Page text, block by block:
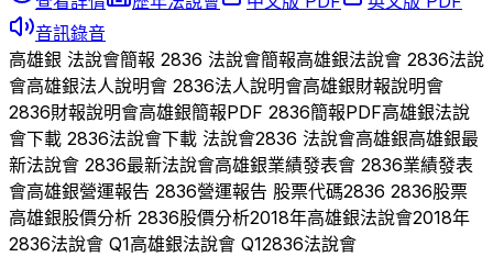
音訊錄音
高雄銀 法說會簡報 2836 法說會簡報高雄銀法說會 2836法說
會高雄銀法人說明會 2836法人說明會高雄銀財報說明會
2836財報說明會高雄銀簡報PDF 2836簡報PDF高雄銀法說
會下載 2836法說會下載 法說會2836 法說會高雄銀高雄銀最
新法說會 2836最新法說會高雄銀業績發表會 2836業績發表
會高雄銀營運報告 2836營運報告 股票代碼2836 2836股票
高雄銀股價分析 2836股價分析2018年高雄銀法說會2018年
2836法說會 Q1高雄銀法說會 Q12836法說會